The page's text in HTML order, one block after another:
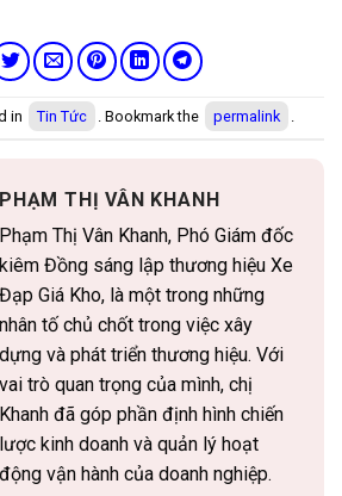
in Tin Tức . Bookmark the permalink .
PHẠM THỊ VÂN KHANH
Phạm Thị Vân Khanh, Phó Giám đốc
kiêm Đồng sáng lập thương hiệu Xe
Đạp Giá Kho, là một trong những
nhân tố chủ chốt trong việc xây
dựng và phát triển thương hiệu. Với
vai trò quan trọng của mình, chị
Khanh đã góp phần định hình chiến
lược kinh doanh và quản lý hoạt
động vận hành của doanh nghiệp.